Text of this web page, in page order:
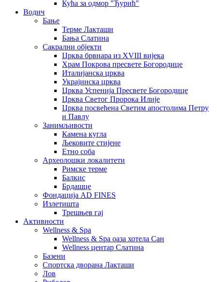
Кућа за одмор "Ђурић"
Водич
Бање
Терме Лакташи
Бања Слатина
Сакрални објекти
Црква брвнара из XVIII вијека
Храм Покрова пресвете Богородице
Италијанска црква
Украјинска црква
Црква Успенија Пресвете Богородице
Црква Светог Пророка Илије
Црква посвећена Светим апостолима Петру
и Павлу
Занимљивости
Камена кугла
Љековите стијене
Етно соба
Археолошки локалитети
Римске терме
Балкис
Брдашце
Фондација AD FINES
Излетишта
Трешњев гај
Активности
Wellness & Spa
Wellness & Spa оаза хотела Сан
Wellness центар Слатина
Базени
Спортска дворана Лакташи
Лов